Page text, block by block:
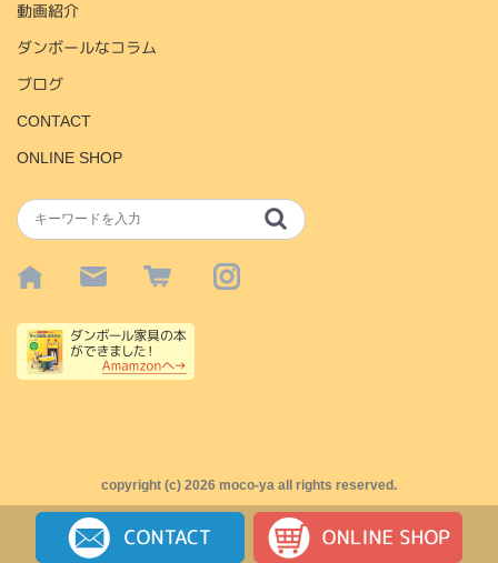
動画紹介
ダンボールなコラム
ブログ
CONTACT
ONLINE SHOP
copyright (c) 2026 moco-ya all rights reserved.